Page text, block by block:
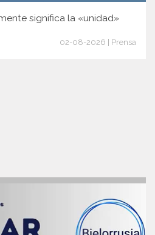
significa la «unidad»
02-08-2026 | Prensa